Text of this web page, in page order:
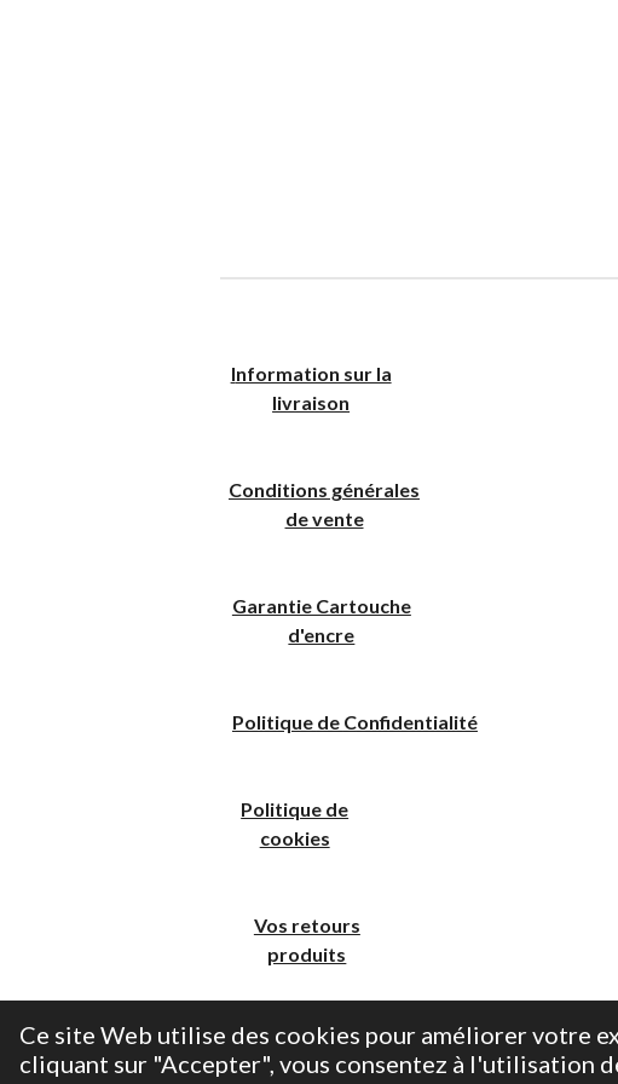
Ce site Web utilise des cookies pour améliorer votre
cliquant sur "Accepter", vous consentez à l'utilisation
Information sur la
livraison
Conditions générales
de vente
Garantie Cartouche
d'encre
Politique de Confidentialité
Politique de
cookies
Vos retours
produits